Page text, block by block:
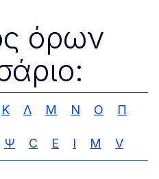
όρων
Κ Λ Μ Ν Ο Π
Ψ C E I M V